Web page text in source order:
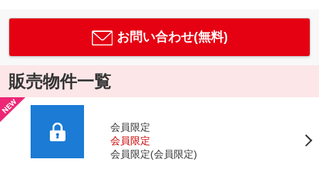
お問い合わせ(無料)
販売物件一覧
会員限定
会員限定
会員限定(会員限定)